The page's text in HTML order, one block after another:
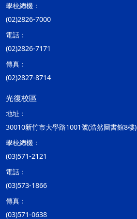
學校總機：
(02)2826-7000
電話：
(02)2826-7171
傳真：
(02)2827-8714
光復校區
地址：
30010新竹市大學路1001號(浩然圖書館8樓)
學校總機：
(03)571-2121
電話：
(03)573-1866
傳真：
(03)571-0638